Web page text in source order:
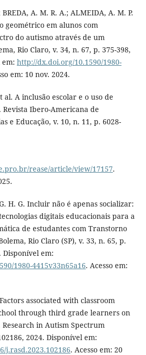
A. M. R. A.; ALMEIDA, A. M. P.
geométrico em alunos com
do autismo através de um
Rio Claro, v. 34, n. 67, p. 375-398,
em: http://dx.doi.org/10.1590/1980-
em: 10 nov. 2024.
al. A inclusão escolar e o uso de
Revista Ibero-Americana de
e Educação, v. 10, n. 11, p. 6028-
rease/article/view/17157.
H. G. Incluir não é apenas socializar:
digitais educacionais para a
de estudantes com Transtorno
Rio Claro (SP), v. 33, n. 65, p.
Disponível em:
1980-4415v33n65a16. Acesso em:
associated with classroom
through third grade learners on
in Autism Spectrum
2024. Disponível em:
j.rasd.2023.102186. Acesso em: 20